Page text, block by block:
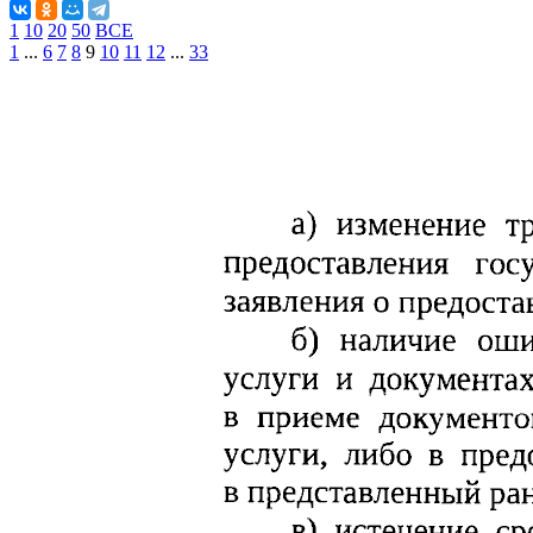
1 10 20 50 ВСЕ
1 ... 6 7 8 9 10 11 12 ... 33